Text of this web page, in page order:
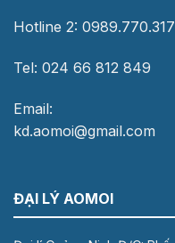
Hotline 2: 0989.770.317
Tel: 024 66 812 849
Email:
kd.aomoi@gmail.com
ĐẠI LÝ AOMOI